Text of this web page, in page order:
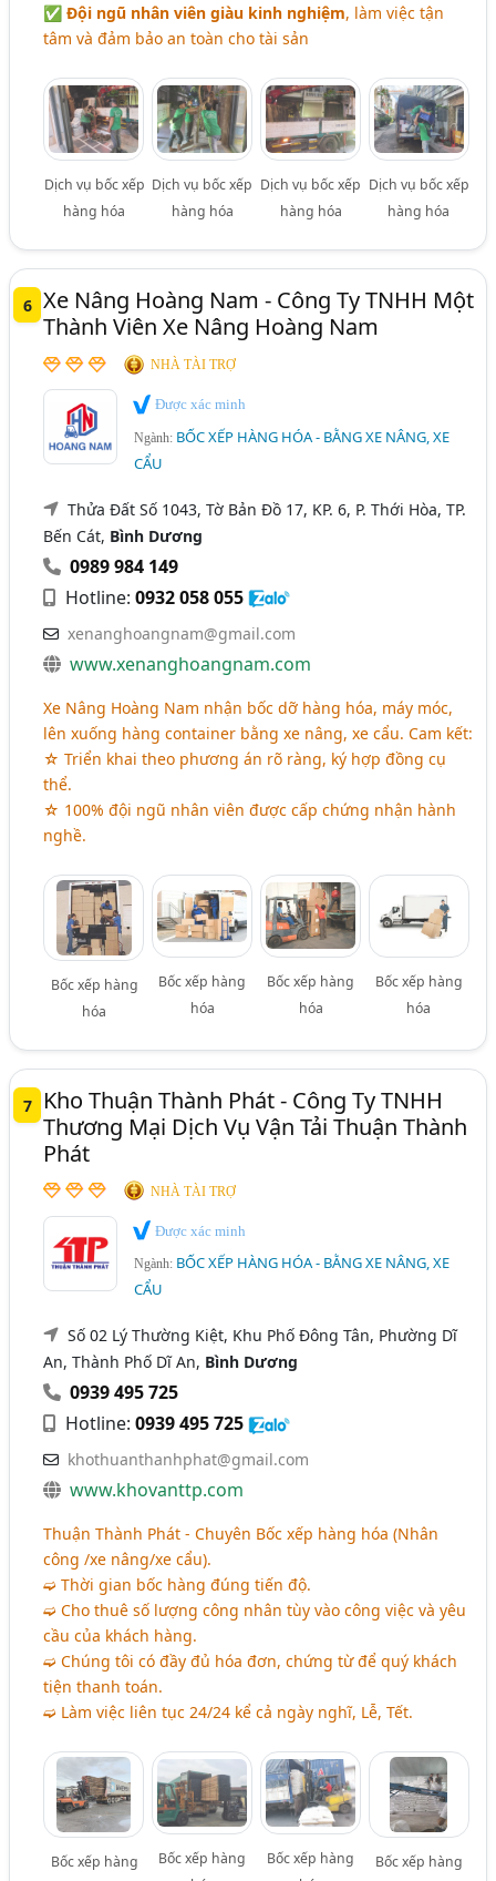
✅Đội ngũ nhân viên giàu kinh nghiệm, làm việc tận
tâm và đảm bảo an toàn cho tài sản
Dịch vụ bốc xếp
hàng hóa
Dịch vụ bốc xếp
hàng hóa
Dịch vụ bốc xếp
hàng hóa
Dịch vụ bốc xếp
hàng hóa
6 Xe Nâng Hoàng Nam - Công Ty TNHH Một
Thành Viên Xe Nâng Hoàng Nam
NHÀ TÀI TRỢ
Được xác minh
Ngành: BỐC XẾP HÀNG HÓA - BẰNG XE NÂNG, XE
CẨU
Thửa Đất Số 1043, Tờ Bản Đồ 17, KP. 6, P. Thới Hòa, TP.
Bến Cát, Bình Dương
0989 984 149
Hotline:0932 058 055
xenanghoangnam@gmail.com
www.xenanghoangnam.com
Xe Nâng Hoàng Nam nhận bốc dỡ hàng hóa, máy móc,
lên xuống hàng container bằng xe nâng, xe cẩu. Cam kết:
☆ Triển khai theo phương án rõ ràng, ký hợp đồng cụ
thể.
☆ 100% đội ngũ nhân viên được cấp chứng nhận hành
nghề.
Bốc xếp hàng
hóa
Bốc xếp hàng
hóa
Bốc xếp hàng
hóa
Bốc xếp hàng
hóa
7
Kho Thuận Thành Phát - Công Ty TNHH
Thương Mại Dịch Vụ Vận Tải Thuận Thành
Phát
NHÀ TÀI TRỢ
Được xác minh
Ngành: BỐC XẾP HÀNG HÓA - BẰNG XE NÂNG, XE
CẨU
Số 02 Lý Thường Kiệt, Khu Phố Đông Tân, Phường Dĩ
An, Thành Phố Dĩ An, Bình Dương
0939 495 725
Hotline:0939 495 725
khothuanthanhphat@gmail.com
www.khovanttp.com
Thuận Thành Phát - Chuyên Bốc xếp hàng hóa (Nhân
công /xe nâng/xe cẩu).
➫ Thời gian bốc hàng đúng tiến độ.
➫ Cho thuê số lượng công nhân tùy vào công việc và yêu
cầu của khách hàng.
➫ Chúng tôi có đầy đủ hóa đơn, chứng từ để quý khách
tiện thanh toán.
➫ Làm việc liên tục 24/24 kể cả ngày nghĩ, Lễ, Tết.
Bốc xếp hàng
Bốc xếp hàng
Bốc xếp hàng
Bốc xếp hàng